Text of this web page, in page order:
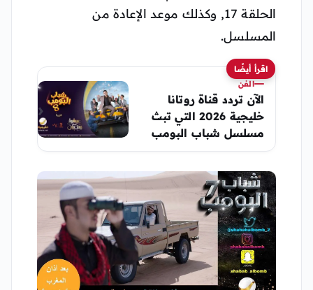
الحلقة 17, وكذلك موعد الإعادة من
المسلسل.
اقرأ أيضًا
الفن
الآن تردد قناة روتانا
خليجية 2026 التي تبث
مسلسل شباب البومب
14